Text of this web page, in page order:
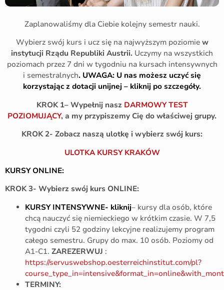
Zaplanowaliśmy dla Ciebie kolejny semestr nauki.
Wybierz swój kurs i ucz się na najwyższym poziomie w
instytucji Rządu Republiki Austrii. Uczymy na wszystkich
poziomach przez 7 dni w tygodniu na kursach intensywnych
i semestralnych. UWAGA: U nas możesz uczyć się
korzystając z dotacji unijnej – kliknij po szczegóły.
KROK 1– Wypełnij nasz DARMOWY TEST
POZIOMUJĄCY, a my przypiszemy Cię do właściwej grupy.
KROK 2- Zobacz naszą ulotkę i wybierz swój kurs:
ULOTKA KURSY KRAKÓW
KURSY ONLINE:
KROK 3- Wybierz swój kurs ONLINE:
KURSY INTENSYWNE- kliknij– kursy dla osób, które
chcą nauczyć się niemieckiego w krótkim czasie. W 7,5
tygodni czyli 52 godziny lekcyjne realizujemy program
całego semestru. Grupy do max. 10 osób. Poziomy od
A1-C1. ZAREZERWUJ :
https://servuswebshop.oesterreichinstitut.com/pl?
TERMINY: